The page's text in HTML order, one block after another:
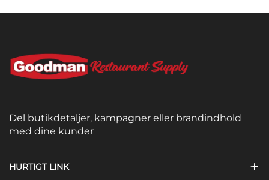
Del butikdetaljer, kampagner eller brandindhold
med dine kunder
HURTIGT LINK